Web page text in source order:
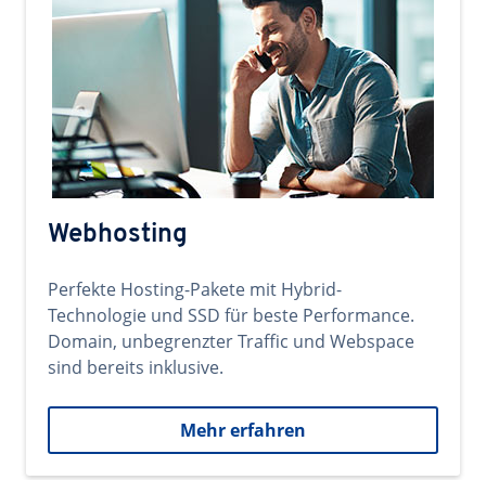
Webhosting
Perfekte Hosting-Pakete mit Hybrid-
Technologie und SSD für beste Performance.
Domain, unbegrenzter Traffic und Webspace
sind bereits inklusive.
Mehr erfahren